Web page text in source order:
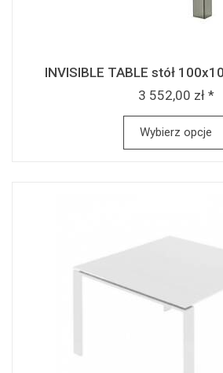
INVISIBLE TABLE stół
3 552,00 zł *
Wybierz opcje